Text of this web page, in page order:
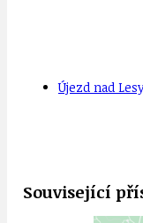
Újezd nad
Související